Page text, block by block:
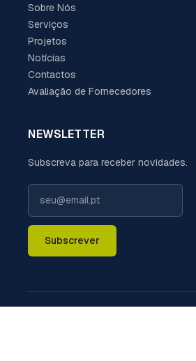
Sobre Nós
Serviços
Projetos
Notícias
Contactos
Avaliação de Fornecedores
NEWSLETTER
Subscreva para receber novidades.
Subscrever